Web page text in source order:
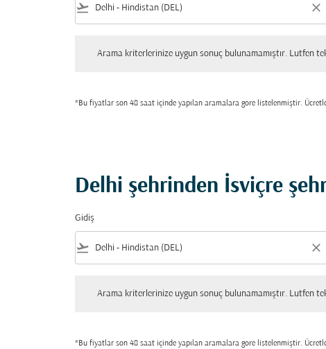
flight_takeoff close
Arama kriterlerinize uygun sonuç bulunamamıştır. Lutfen
*Bu fiyatlar son 48 saat içinde yapılan aramalara gore listelenmiştir.
Delhi şehrinden İsviçre
Gidiş
flight_takeoff close
Arama kriterlerinize uygun sonuç bulunamamıştır. Lutfen
*Bu fiyatlar son 48 saat içinde yapılan aramalara gore listelenmiştir.